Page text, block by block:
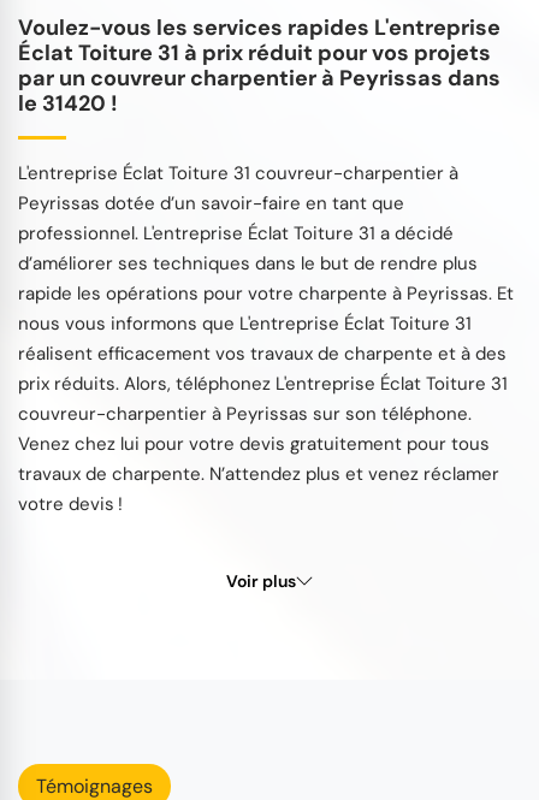
Voulez-vous les services rapides L'entreprise
Éclat Toiture 31 à prix réduit pour vos projets
par un couvreur charpentier à Peyrissas dans
le 31420 !
L'entreprise Éclat Toiture 31 couvreur-charpentier à
Peyrissas dotée d’un savoir-faire en tant que
professionnel. L'entreprise Éclat Toiture 31 a décidé
d’améliorer ses techniques dans le but de rendre plus
rapide les opérations pour votre charpente à Peyrissas. Et
nous vous informons que L'entreprise Éclat Toiture 31
réalisent efficacement vos travaux de charpente et à des
prix réduits. Alors, téléphonez L'entreprise Éclat Toiture 31
couvreur-charpentier à Peyrissas sur son téléphone.
Venez chez lui pour votre devis gratuitement pour tous
travaux de charpente. N’attendez plus et venez réclamer
votre devis !
Voir plus
Témoignages